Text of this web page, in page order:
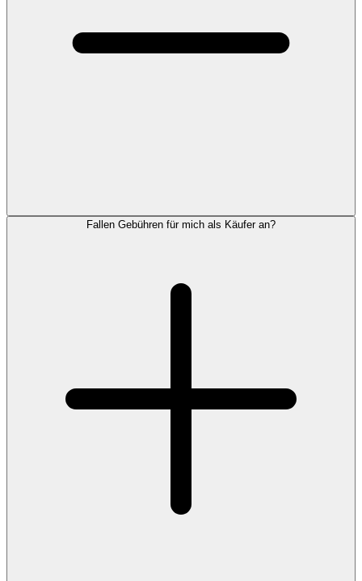
Fallen Gebühren für mich als Käufer an?